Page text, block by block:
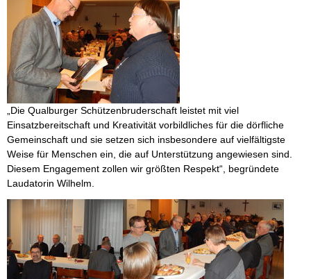
„Die Qualburger Schützenbruderschaft leistet mit viel
Einsatzbereitschaft und Kreativität vorbildliches für die dörfliche
Gemeinschaft und sie setzen sich insbesondere auf vielfältigste
Weise für Menschen ein, die auf Unterstützung angewiesen sind.
Diesem Engagement zollen wir größten Respekt“, begründete
Laudatorin Wilhelm.